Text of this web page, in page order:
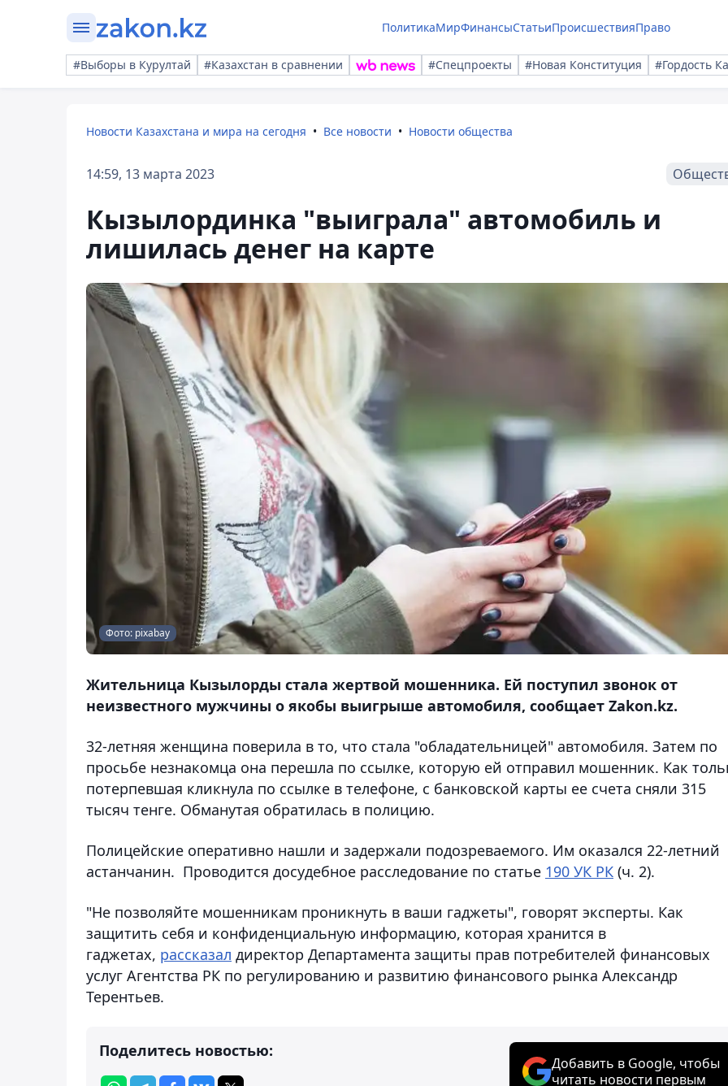
ПолитикаМирФинансыСтатьиПроисшествияПраво
#Выборы в Курултай #Казахстан в сравнении #Спецпроекты #Новая Конституция #Гордость
Новости Казахстана и мира на сегодня Все новости Новости общества
14:59, 13 марта 2023
Кызылординка "выиграла" автомобиль и
лишилась денег на карте
Фото: pixabay
Жительница Кызылорды стала жертвой мошенника. Ей поступил звонок от
неизвестного мужчины о якобы выигрыше автомобиля, сообщает Zakon.kz.
32-летняя женщина поверила в то, что стала "обладательницей" автомобиля. Затем по
просьбе незнакомца она перешла по ссылке, которую ей отправил мошенник. Как
потерпевшая кликнула по ссылке в телефоне, с банковской карты ее счета сняли 315
тысяч тенге. Обманутая обратилась в полицию.
Полицейские оперативно нашли и задержали подозреваемого. Им оказался 22-летний
астанчанин. Проводится досудебное расследование по статье 190 УК РК (ч. 2).
"Не позволяйте мошенникам проникнуть в ваши гаджеты", говорят эксперты. Как
защитить себя и конфиденциальную информацию, которая хранится в
гаджетах, рассказал директор Департамента защиты прав потребителей финансовых
услуг Агентства РК по регулированию и развитию финансового рынка Александр
Терентьев.
Поделитесь новостью:
Добавить в Google, чтобы
читать новости первым